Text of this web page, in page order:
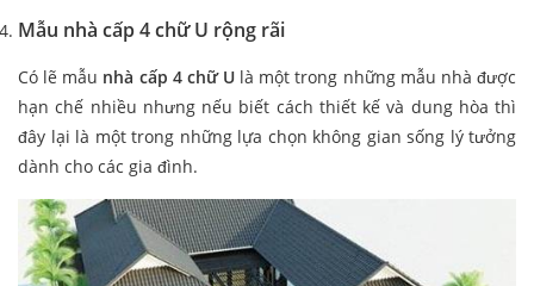
Mẫu nhà cấp 4 chữ U rộng rãi
Có lẽ mẫu nhà cấp 4 chữ U là một trong những mẫu nhà được
hạn chế nhiều nhưng nếu biết cách thiết kế và dung hòa thì
đây lại là một trong những lựa chọn không gian sống lý tưởng
dành cho các gia đình.